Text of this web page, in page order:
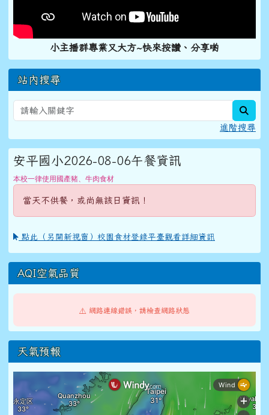
小主播群專業又大方~快來按讚、分享喲
站內搜尋
進階搜尋
安平國小2026-08-06午餐資訊
本校一律使用國產豬、牛肉食材
當天不供餐，或尚無該日資訊！
點此（另開新視窗）校園食材登錄平臺觀看詳細資訊
AQI空氣品質
⚠️ 網路連線錯誤，請檢查網路狀態
天氣預報